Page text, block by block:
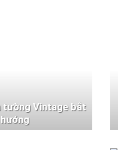
tường Vintage bắt